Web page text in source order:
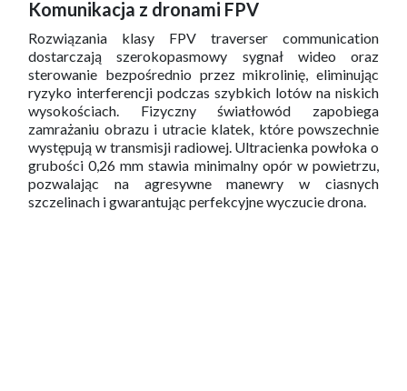
Komunikacja z dronami FPV
Rozwiązania klasy FPV traverser communication
dostarczają szerokopasmowy sygnał wideo oraz
sterowanie bezpośrednio przez mikrolinię, eliminując
ryzyko interferencji podczas szybkich lotów na niskich
wysokościach. Fizyczny światłowód zapobiega
zamrażaniu obrazu i utracie klatek, które powszechnie
występują w transmisji radiowej. Ultracienka powłoka o
grubości 0,26 mm stawia minimalny opór w powietrzu,
pozwalając na agresywne manewry w ciasnych
szczelinach i gwarantując perfekcyjne wyczucie drona.